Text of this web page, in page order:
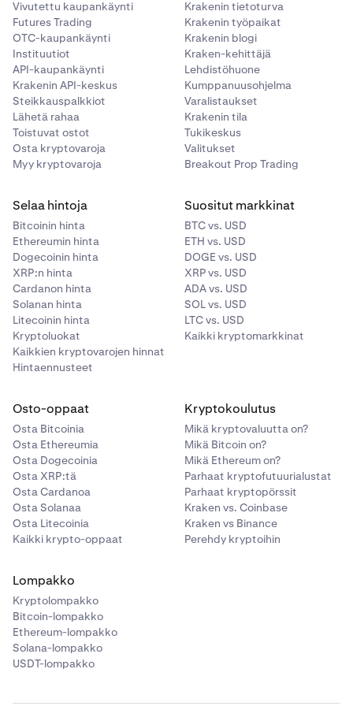
3
Syötä määrä, jonka haluat ostaa, ja valitse jokin
Syötä määrä, jonka haluat myydä (voit vaihtaa
näyttötavaksi käteisarvon ja kryptomäärän).
Käteinen lisätään saldoosi Kraken-sovellukseen
tallentamassasi oletusvaluutassa. Jos haluat
vastaanottaa käteisen eri valuutassa, sinun on
muutettava asetusta
asetuksista ennen
tapahtuman toteuttamista.
2
Ensimmäisessä kentässä valitset omaisuuserän,
josta haluat
Toisessa kentässä valitset
omaisuuserän, johon haluatmuuntaa.
jostakin olemassa olevista tilisaldoistasi.
Vivutettu kaupankäynti
Futures Trading
OTC-kaupankäynti
Instituutiot
API-kaupankäynti
Krakenin API-keskus
Steikkauspalkkiot
Lähetä rahaa
Toistuvat ostot
Osta kryptovaroja
Myy kryptovaroja
Krakenin tietoturva
Krakenin työpaikat
Krakenin blogi
Kraken-kehittäjä
Lehdistöhuone
Kumppanuusohjelma
Varalistaukset
Krakenin tila
Tukikeskus
Valitukset
Breakout Prop Trading
Selaa hintoja
Bitcoinin hinta
Ethereumin hinta
Dogecoinin hinta
XRP:n hinta
Cardanon hinta
Solanan hinta
Litecoinin hinta
Kryptoluokat
Kaikkien kryptovarojen hinnat
Hintaennusteet
Suositut markkinat
BTC vs. USD
ETH vs. USD
DOGE vs. USD
XRP vs. USD
ADA vs. USD
SOL vs. USD
LTC vs. USD
Kaikki kryptomarkkinat
Osto-oppaat
Osta Bitcoinia
Osta Ethereumia
Osta Dogecoinia
Osta XRP:tä
Osta Cardanoa
Osta Solanaa
Osta Litecoinia
Kaikki krypto-oppaat
Kryptokoulutus
Mikä kryptovaluutta on?
Mikä Bitcoin on?
Mikä Ethereum on?
Parhaat kryptofutuurialustat
Parhaat kryptopörssit
Kraken vs. Coinbase
Kraken vs Binance
Perehdy kryptoihin
Lompakko
Kryptolompakko
Bitcoin-lompakko
Ethereum-lompakko
Solana-lompakko
USDT-lompakko